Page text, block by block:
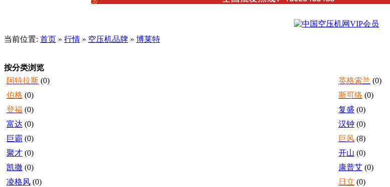
当前位置: 首页 » 行情 » 空压机品牌 » 博莱特
按分类浏览
阿特拉斯 (0) 英格索兰 (0)
伯格 (0) 斯可络 (0)
登福 (0) 复盛 (0)
富达 (0) 汉钟 (0)
巨霸 (0) 巨风 (8)
聚才 (0) 开山 (0)
凯撒 (0) 康普艾 (0)
凌格风 (0) 日立 (0)